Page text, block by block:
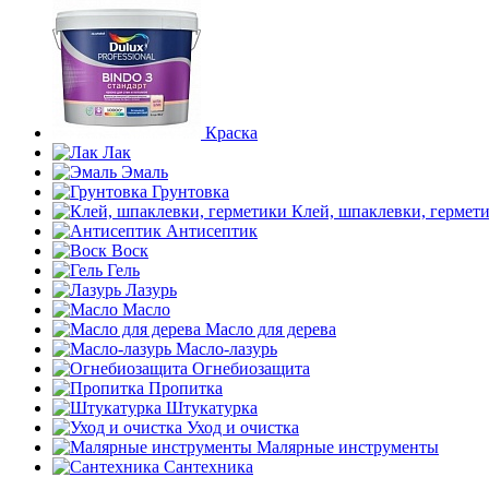
Краска
Лак
Эмаль
Грунтовка
Клей, шпаклевки,
Антисептик
Воск
Гель
Лазурь
Масло
Масло для дерева
Масло-лазурь
Огнебиозащита
Пропитка
Штукатурка
Уход и очистка
Малярные инструменты
Сантехника